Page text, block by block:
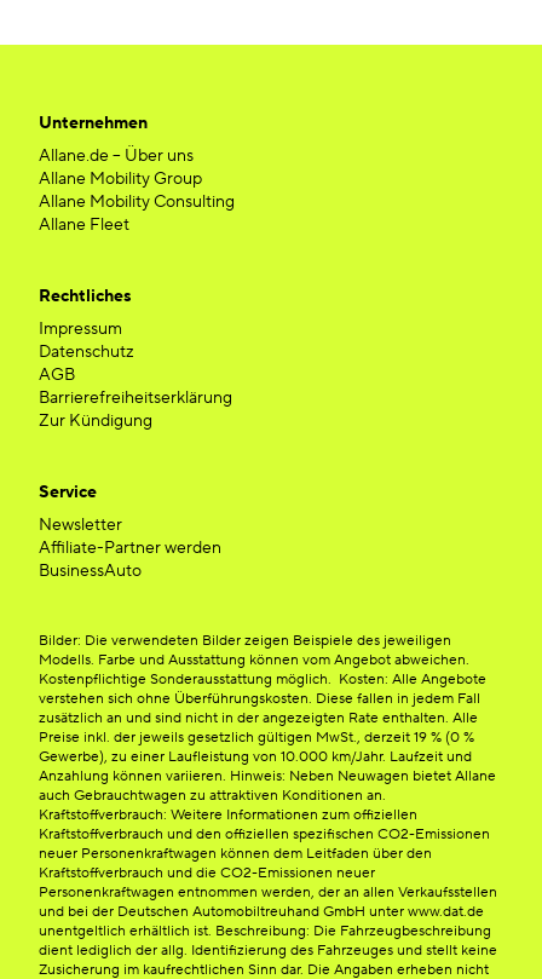
Unternehmen
Allane.de – Über uns
Allane Mobility Group
Allane Mobility Consulting
Allane Fleet
Rechtliches
Impressum
Datenschutz
AGB
Barrierefreiheitserklärung
Zur Kündigung
Service
Newsletter
Affiliate-Partner werden
BusinessAuto
Bilder: Die verwendeten Bilder zeigen Beispiele des jeweiligen
Modells. Farbe und Ausstattung können vom Angebot abweichen.
Kostenpflichtige Sonderausstattung möglich. Kosten: Alle Angebote
verstehen sich ohne Überführungskosten. Diese fallen in jedem Fall
zusätzlich an und sind nicht in der angezeigten Rate enthalten. Alle
Preise inkl. der jeweils gesetzlich gültigen MwSt., derzeit 19 % (0 %
Gewerbe), zu einer Laufleistung von 10.000 km/Jahr. Laufzeit und
Anzahlung können variieren. Hinweis: Neben Neuwagen bietet Allane
auch Gebrauchtwagen zu attraktiven Konditionen an.
Kraftstoffverbrauch: Weitere Informationen zum offiziellen
Kraftstoffverbrauch und den offiziellen spezifischen CO2-Emissionen
neuer Personenkraftwagen können dem Leitfaden über den
Kraftstoffverbrauch und die CO2-Emissionen neuer
Personenkraftwagen entnommen werden, der an allen Verkaufsstellen
und bei der Deutschen Automobiltreuhand GmbH unter www.dat.de
unentgeltlich erhältlich ist. Beschreibung: Die Fahrzeugbeschreibung
dient lediglich der allg. Identifizierung des Fahrzeuges und stellt keine
Zusicherung im kaufrechtlichen Sinn dar. Die Angaben erheben nicht